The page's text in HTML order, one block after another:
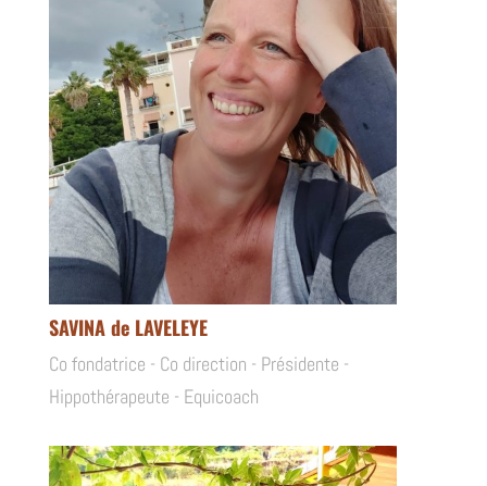
SAVINA de LAVELEYE
Co fondatrice - Co direction - Présidente -
Hippothérapeute - Equicoach